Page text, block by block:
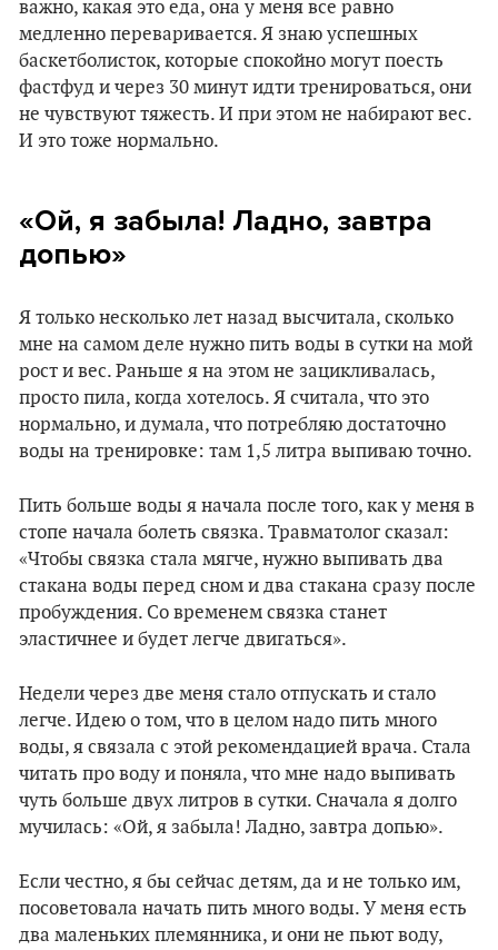
важно, какая это еда, она у меня все равно
медленно переваривается. Я знаю успешных
баскетболисток, которые спокойно могут поесть
фастфуд и через 30 минут идти тренироваться, они
не чувствуют тяжесть. И при этом не набирают вес.
И это тоже нормально.
«Ой, я забыла! Ладно, завтра
допью»
Я только несколько лет назад высчитала, сколько
мне на самом деле нужно пить воды в сутки на мой
рост и вес. Раньше я на этом не зацикливалась,
просто пила, когда хотелось. Я считала, что это
нормально, и думала, что потребляю достаточно
воды на тренировке: там 1,5 литра выпиваю точно.
Пить больше воды я начала после того, как у меня в
стопе начала болеть связка. Травматолог сказал:
«Чтобы связка стала мягче, нужно выпивать два
стакана воды перед сном и два стакана сразу после
пробуждения. Со временем связка станет
эластичнее и будет легче двигаться».
Недели через две меня стало отпускать и стало
легче. Идею о том, что в целом надо пить много
воды, я связала с этой рекомендацией врача. Стала
читать про воду и поняла, что мне надо выпивать
чуть больше двух литров в сутки. Сначала я долго
мучилась: «Ой, я забыла! Ладно, завтра допью».
Если честно, я бы сейчас детям, да и не только им,
посоветовала начать пить много воды. У меня есть
два маленьких племянника, и они не пьют воду,